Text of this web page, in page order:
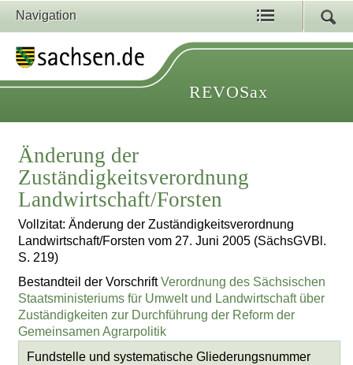
Navigation
REVOSax
Änderung der
Zuständigkeitsverordnung
Landwirtschaft/Forsten
Vollzitat: Änderung der Zuständigkeitsverordnung
Landwirtschaft/Forsten vom 27. Juni 2005 (SächsGVBl.
S. 219)
Bestandteil der VorschriftVerordnung des Sächsischen
Staatsministeriums für Umwelt und Landwirtschaft über
Zuständigkeiten zur Durchführung der Reform der
Gemeinsamen Agrarpolitik
Fundstelle und systematische Gliederungsnummer